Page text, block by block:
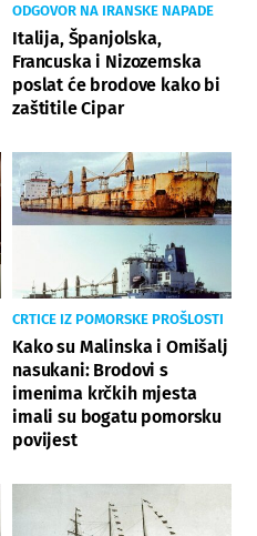
ODGOVOR NA IRANSKE NAPADE
Italija, Španjolska,
Francuska i Nizozemska
poslat će brodove kako bi
zaštitile Cipar
CRTICE IZ POMORSKE PROŠLOSTI
Kako su Malinska i Omišalj
nasukani: Brodovi s
imenima krčkih mjesta
imali su bogatu pomorsku
povijest